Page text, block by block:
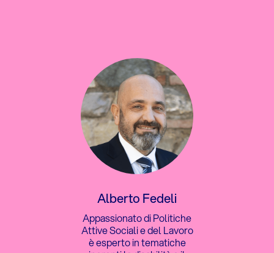
Alberto Fedeli
Appassionato di Politiche
Attive Sociali e del Lavoro
è esperto in tematiche